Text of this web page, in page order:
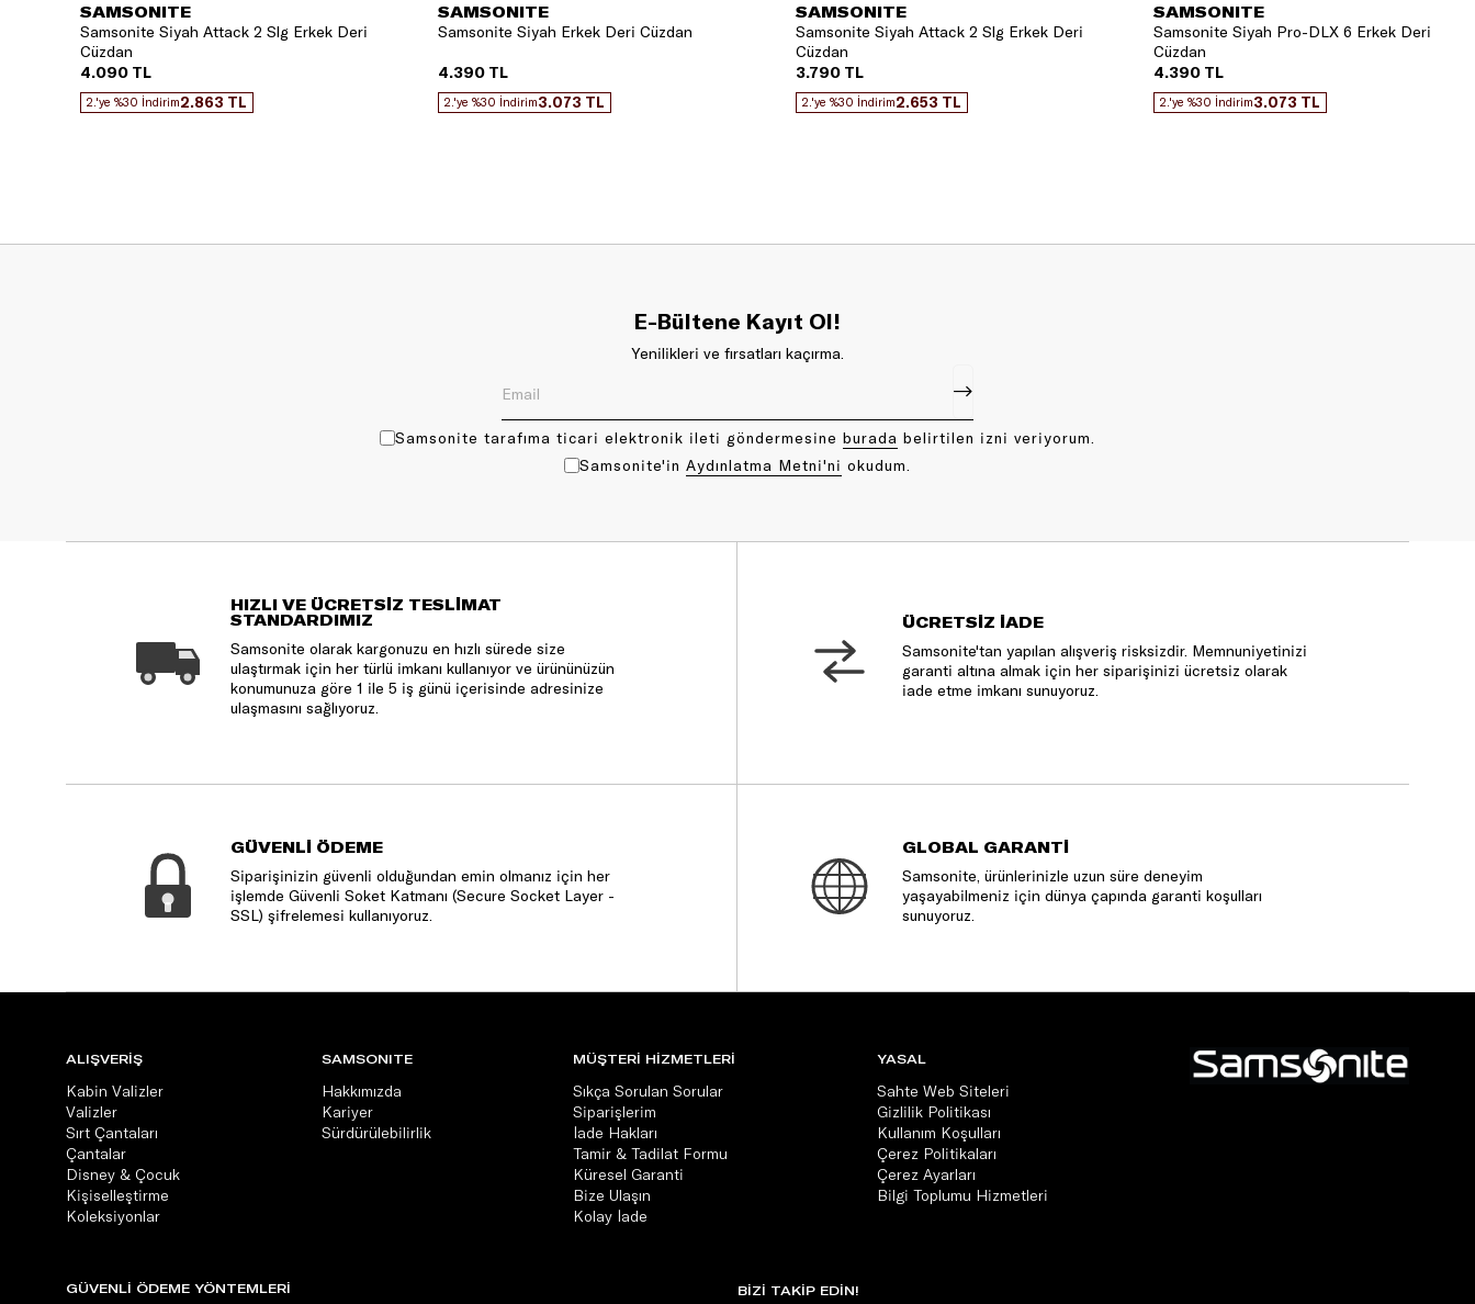
SAMSONITE
Samsonite Siyah Attack 2 Slg Erkek Deri
Cüzdan
4.090 TL
2.'ye %30 İndirim2.863 TL
SAMSONITE
Samsonite Siyah Erkek Deri Cüzdan
4.390 TL
2.'ye %30 İndirim3.073 TL
SAMSONITE
Samsonite Siyah Attack 2 Slg Erkek Deri
Cüzdan
3.790 TL
2.'ye %30 İndirim2.653 TL
SAMSONITE
Samsonite Siyah Pro-DLX 6 Erkek Deri
Cüzdan
4.390 TL
2.'ye %30 İndirim3.073 TL
E-Bültene Kayıt Ol!
Yenilikleri ve fırsatları kaçırma.
Samsonite tarafıma ticari elektronik ileti göndermesine bu rada belirtilen izni veriyorum.
Samsonite'in Aydınlatma Metni'ni okudum.
HIZLI VE ÜCRETSİZ TESLİMAT
STANDARDIMIZ
Samsonite olarak kargonuzu en hızlı sürede size
ulaştırmak için her türlü imkanı kullanıyor ve ürününüzün
konumunuza göre 1 ile 5 iş günü içerisinde adresinize
ulaşmasını sağlıyoruz.
ÜCRETSİZ İADE
Samsonite'tan yapılan alışveriş risksizdir. Memnuniyetinizi
garanti altına almak için her siparişinizi ücretsiz olarak
iade etme imkanı sunuyoruz.
GÜVENLİ ÖDEME
Siparişinizin güvenli olduğundan emin olmanız için her
işlemde Güvenli Soket Katmanı (Secure Socket Layer -
SSL) şifrelemesi kullanıyoruz.
GLOBAL GARANTİ
Samsonite, ürünlerinizle uzun süre deneyim
yaşayabilmeniz için dünya çapında garanti koşulları
sunuyoruz.
ALIŞVERİŞ
Kabin Valizler
Valizler
Sırt Çantaları
Çantalar
Disney & Çocuk
Kişiselleştirme
Koleksiyonlar
SAMSONITE
Hakkımızda
Kariyer
Sürdürülebilirlik
MÜŞTERİ HİZMETLERİ
Sıkça Sorulan Sorular
Siparişlerim
İade Hakları
Tamir & Tadilat Formu
Küresel Garanti
Bize Ulaşın
Kolay İade
YASAL
Sahte Web Siteleri
Gizlilik Politikası
Kullanım Koşulları
Çerez Politikaları
Çerez Ayarları
Bilgi Toplumu Hizmetleri
GÜVENLİ ÖDEME YÖNTEMLERİ BİZİ TAKİP EDİN!